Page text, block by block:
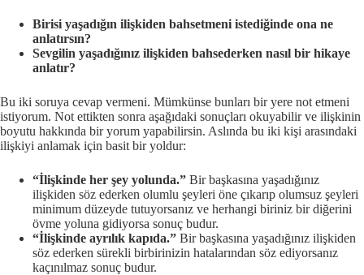
Birisi yaşadığın ilişkiden bahsetmeni istediğinde ona ne
anlatırsın?
Sevgilin yaşadığınız ilişkiden bahsederken nasıl bir hikaye
anlatır?
Bu iki soruya cevap vermeni. Mümkünse bunları bir yere not etmeni
istiyorum. Not ettikten sonra aşağıdaki sonuçları okuyabilir ve ilişkinin
boyutu hakkında bir yorum yapabilirsin. Aslında bu iki kişi arasındaki
ilişkiyi anlamak için basit bir yoldur:
“İlişkinde her şey yolunda.” Bir başkasına yaşadığınız
ilişkiden söz ederken olumlu şeyleri öne çıkarıp olumsuz şeyleri
minimum düzeyde tutuyorsanız ve herhangi biriniz bir diğerini
övme yoluna gidiyorsa sonuç budur.
“İlişkinde ayrılık kapıda.” Bir başkasına yaşadığınız ilişkiden
söz ederken sürekli birbirinizin hatalarından söz ediyorsanız
kaçınılmaz sonuç budur.